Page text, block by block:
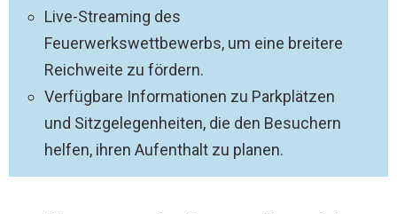
Live-Streaming des
Feuerwerkswettbewerbs, um eine breitere
Reichweite zu fördern.
Verfügbare Informationen zu Parkplätzen
und Sitzgelegenheiten, die den Besuchern
helfen, ihren Aufenthalt zu planen.